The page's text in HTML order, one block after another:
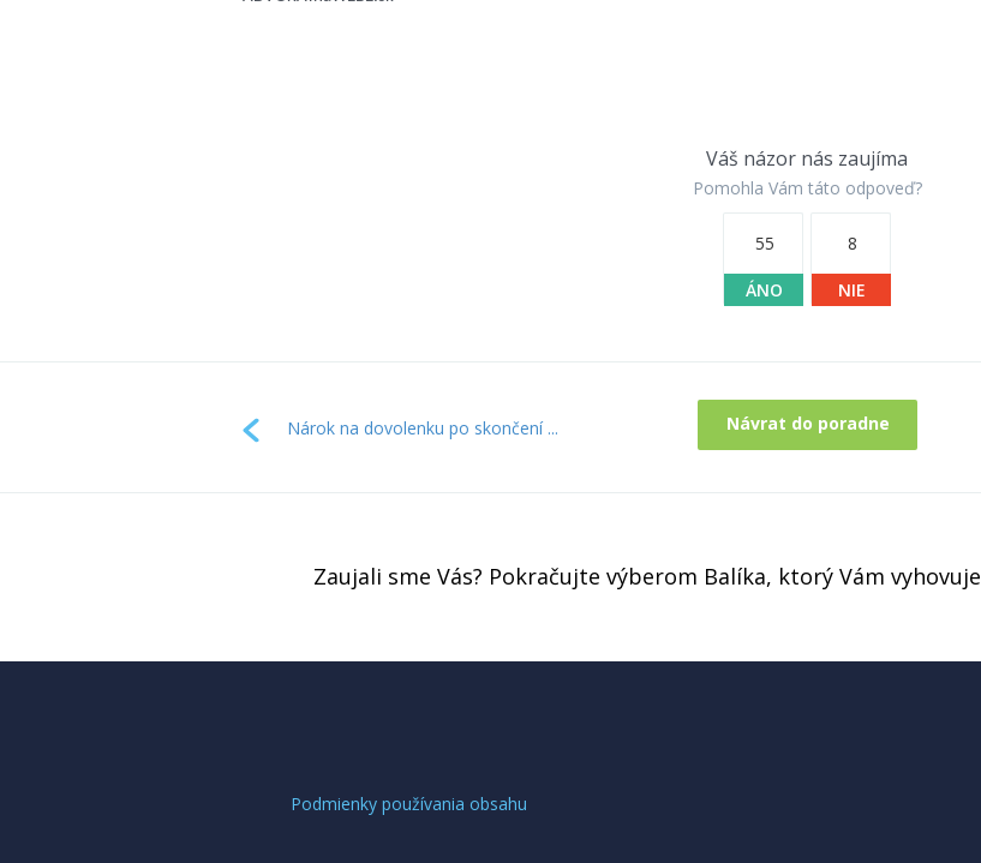
Váš názor nás zaujíma
Pomohla Vám táto odpoveď?
55
ÁNO
8
NIE
Nárok na dovolenku po skončení ... Návrat do poradne
Zaujali sme Vás? Pokračujte výberom Balíka, ktorý Vám vyhovuje
Podmienky používania obsahu